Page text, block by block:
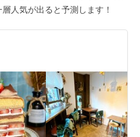
人気が出ると予測します！